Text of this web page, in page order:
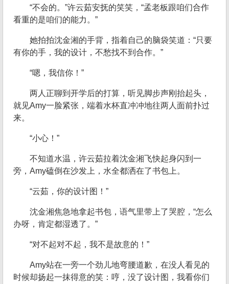
“不会的。”许云茹安抚的笑笑，“孟老板跟咱们合作
看重的是咱们的能力。”
她拍拍沈金湘的手背，指着自己的脑袋笑道：“只要
有你的手，我的设计，不愁找不到合作。”
“嗯，我信你！”
两人正聊到开学后的打算，听见脚步声刚抬起头，
就见Amy一脸紧张，端着水杯直冲冲地往两人面前扑过
来。
“小心！”
不知道水温，许云茹拉着沈金湘飞快起身闪到一
旁，Amy磕倒在沙发上，水全都洒在了书包上。
“云茹，你的设计图！”
沈金湘焦急地拿起书包，语气里带上了哭腔，“怎么
办呀，肯定都湿透了。”
“对不起对不起，我不是故意的！”
Amy站在一旁一个劲儿地弯腰道歉，在没人看见的
时候却扬起一抹得意的笑：哼，没了设计图，我看你们